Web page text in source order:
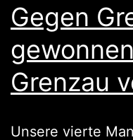
Gegen
Grenzau
Unsere vierte